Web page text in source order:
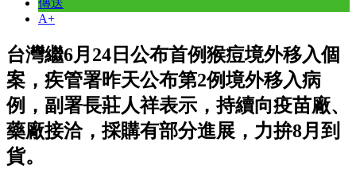
A+
台灣繼6月24日公布首例猴痘境外移入個
案，疾管署昨天公布第2例境外移入病
例，副署長莊人祥表示，持續向疫苗廠、
藥廠接洽，採購有部分進展，力拚8月到
貨。